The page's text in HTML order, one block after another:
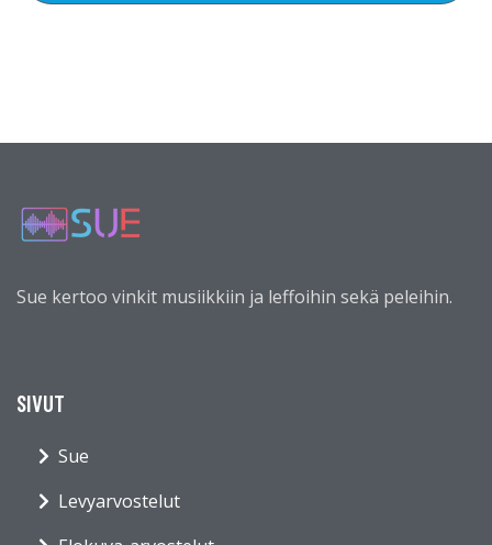
Sue kertoo vinkit musiikkiin ja leffoihin sekä peleihin.
SIVUT
Sue
Levyarvostelut